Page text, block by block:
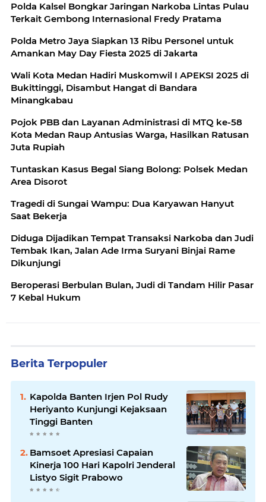
Polda Kalsel Bongkar Jaringan Narkoba Lintas Pulau
Terkait Gembong Internasional Fredy Pratama
Polda Metro Jaya Siapkan 13 Ribu Personel untuk
Amankan May Day Fiesta 2025 di Jakarta
Wali Kota Medan Hadiri Muskomwil I APEKSI 2025 di
Bukittinggi, Disambut Hangat di Bandara
Minangkabau
Pojok PBB dan Layanan Administrasi di MTQ ke-58
Kota Medan Raup Antusias Warga, Hasilkan Ratusan
Juta Rupiah
Tuntaskan Kasus Begal Siang Bolong: Polsek Medan
Area Disorot
Tragedi di Sungai Wampu: Dua Karyawan Hanyut
Saat Bekerja
Diduga Dijadikan Tempat Transaksi Narkoba dan Judi
Tembak Ikan, Jalan Ade Irma Suryani Binjai Rame
Dikunjungi
Beroperasi Berbulan Bulan, Judi di Tandam Hilir Pasar
7 Kebal Hukum
Berita Terpopuler
Kapolda Banten Irjen Pol Rudy
Heriyanto Kunjungi Kejaksaan
Tinggi Banten
Bamsoet Apresiasi Capaian
Kinerja 100 Hari Kapolri Jenderal
Listyo Sigit Prabowo